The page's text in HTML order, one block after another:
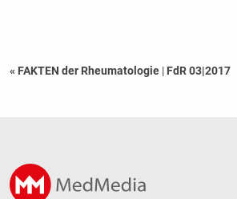
« FAKTEN der Rheumatologie | FdR 03|2017